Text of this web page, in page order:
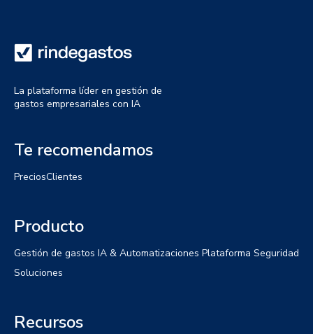
La plataforma líder en gestión de
gastos empresariales con IA
Te recomendamos
PreciosClientes
Producto
Gestión de gastos IA & Automatizaciones Plataforma Seguridad
Soluciones
Recursos